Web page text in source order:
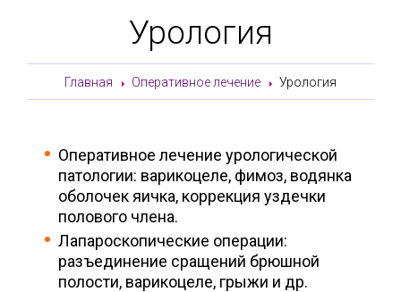
Урология
Главная Оперативное лечение Урология
Оперативное лечение урологической
патологии: варикоцеле, фимоз, водянка
оболочек яичка, коррекция уздечки
полового члена.
Лапароскопические операции:
разъединение сращений брюшной
полости, варикоцеле, грыжи и др.